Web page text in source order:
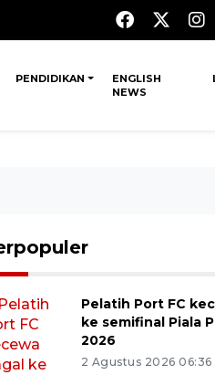
PENDIDIKAN
ENGLISH
NEWS
Pelatih Port FC
ke semifinal Piala
2026
2 Agustus 2026 06:36